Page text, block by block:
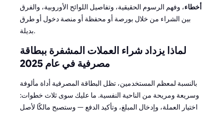
أخطاء، وفهم الرسوم الحقيقية، وتفاصيل اللوائح الأوروبية، والفرق
بين الشراء من خلال بورصة أو محفظة أو منصة دخول أو طرق
بديلة.
لماذا يزداد شراء العملات المشفرة ببطاقة
مصرفية في عام 2025
بالنسبة لمعظم المستخدمين، تظل البطاقة المصرفية أداة مألوفة
وسريعة ومريحة من الناحية النفسية. ما عليك سوى ثلاث خطوات:
اختيار العملة، وإدخال المبلغ، وتأكيد الدفع — وستصبح مالكًا لأصل